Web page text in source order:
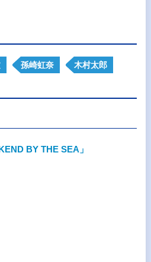
孫崎虹奈 木村太郎
BY THE SEA」